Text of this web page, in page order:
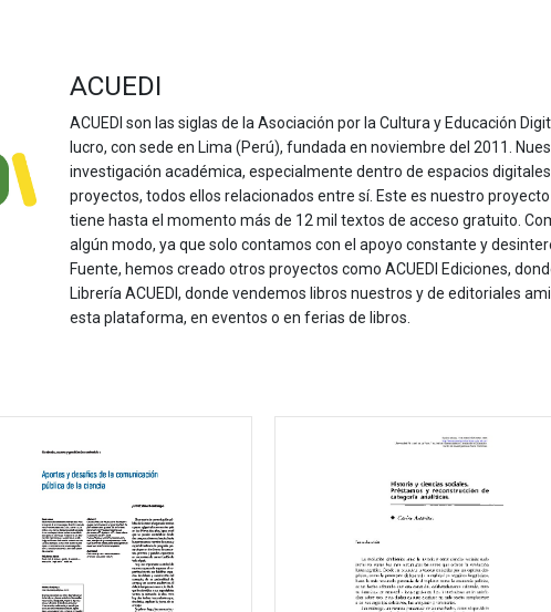
ACUEDI
ACUEDI son las siglas de la Asociación por la Cultura y Educación
lucro, con sede en Lima (Perú), fundada en noviembre del 2011.
investigación académica, especialmente dentro de espacios
proyectos, todos ellos relacionados entre sí. Este es nuestro
tiene hasta el momento más de 12 mil textos de acceso gratuito.
algún modo, ya que solo contamos con el apoyo constante y
Fuente, hemos creado otros proyectos como ACUEDI Ediciones,
Librería ACUEDI, donde vendemos libros nuestros y de editoriales
esta plataforma, en eventos o en ferias de libros.